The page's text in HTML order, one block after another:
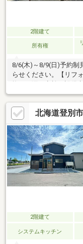
2階建て
所有権
8/6(木)～8/9(日)予約制
らせください。【リフ
木伐採●内装床材上張
え、畳表替え、障子・
ーホン設置、火災警報
ーホン設置、火災警報
ニットバス交換、洗面
【おすすめポイント】
北海道登別
2階建て
システムキッチン